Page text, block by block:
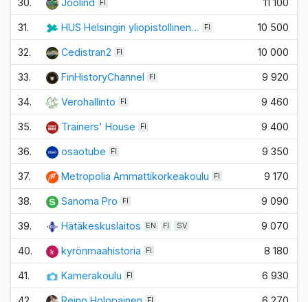
30. Joolind FI 11 100
31. HUS Helsingin yliopistollinen… FI 10 500
32. Cedistran2 FI 10 000
33. FinHistoryChannel FI 9 920
34. Verohallinto FI 9 460
35. Trainers' House FI 9 400
36. osaotube FI 9 350
37. Metropolia Ammattikorkeakoulu FI 9 170
38. Sanoma Pro FI 9 090
39. Hätäkeskuslaitos EN FI SV 9 070
40. kyrönmaahistoria FI 8 180
41. Kamerakoulu FI 6 930
FI